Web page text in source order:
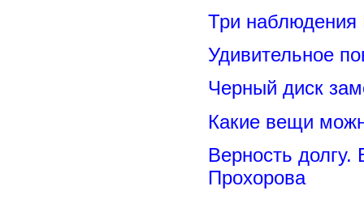
Три
Удивительное
Черный диск
Какие вещи
Верность
Прохорова